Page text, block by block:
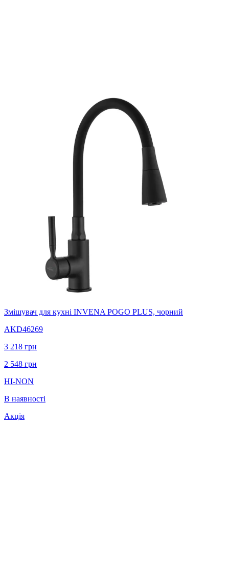
Змішувач для кухні INVENA POGO PLUS, чорний
AKD46269
3 218 грн
2 548 грн
HI-NON
В наявності
Акція